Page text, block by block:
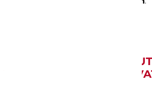
NOUS SOMMES À
VOS BESOINS EN